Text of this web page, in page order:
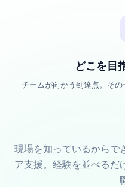
どこを目
チームが向かう到達点。そ
現場を知っているからで
ア支援。経験を並べるだ